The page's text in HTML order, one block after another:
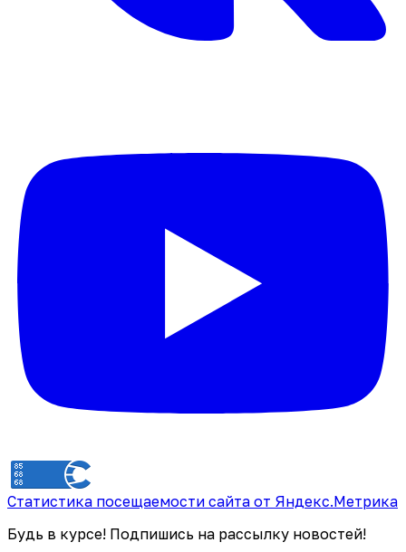
Статистика посещаемости сайта от Яндекс.Метрика
Будь в курсе! Подпишись на рассылку новостей!